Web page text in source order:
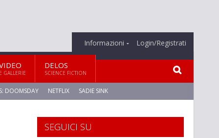
Informazioni Login/Registrati
GALLERIE
DELOS
SCIENCE FICTION
DOOMSDAY NETFLIX SADIE SINK
SEGUICI SU